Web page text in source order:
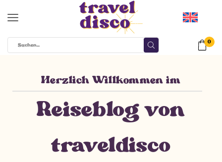
0
Herzlich Willkommen im
Reiseblog von
traveldisco​